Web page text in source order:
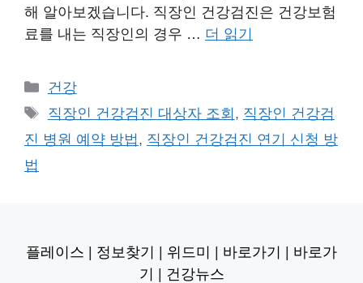
해 알아보겠습니다. 직장인 건강검진은 건강보험
료를 내는 직장인의 경우 … 더 읽기
카
테
리
건강
태
그
직장인 건강검진 대상자 조회 , 직장인 건강검
진 병원 예약 방법 , 직장인 건강검진 연기 신청 방
법
플레이스 정보찾기 위드미 바로가기
바로가
기
건강뉴스